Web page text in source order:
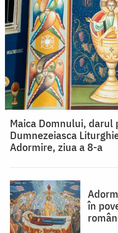
Maica Domnului, darul
Dumnezeiasca
Adormire, ziua a 8-a
în